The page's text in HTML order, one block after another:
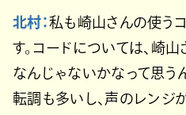
北村：私も崎山さんの使う
す。コードについては、崎
なんじゃないかなって思う
転調も多いし、声のレンジ